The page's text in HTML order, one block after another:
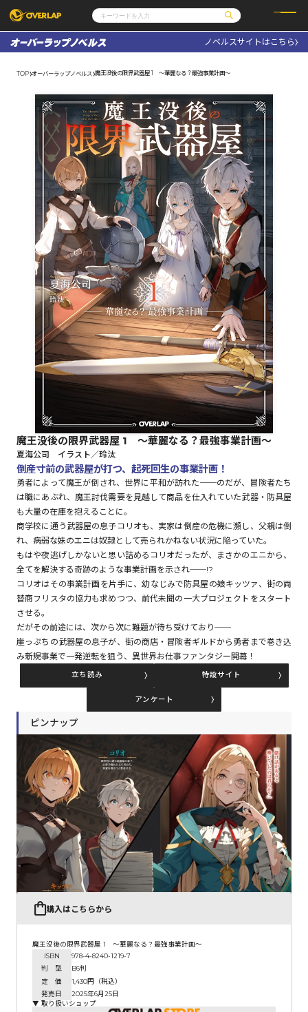
コミックガルド
コミッククリエ
文庫
ノベルス
その他
コミックエッセイ
ポケットモンスター
アニメ
ゲーム
通販・NEWS
OVERLAP STORE
オーバーラップ広報室
企業
会社概要
採用情報
アクセス
オーバーラップホールディングス
お問い合わせはこちら
オーバーラップ文庫
オーバーラップノベルス
オーバーラップノベルスf
ロサージュノベルス
コミックガルド
コミッククリエ
リキューレ
コミックパルフェ
コミックエッセイ
閉じる
ノベルスサイトはこちら
TOP オーバーラップノベルス 魔王没後の限界武器屋 1 ～華麗なる？最強事業計画～
魔王没後の限界武器屋 1 ～華麗なる？最強事業計画～
夏海公司 イラスト／玲汰
倒産寸前の武器屋が打つ、起死回生の事業計画！
勇者によって魔王が倒され、世界に平和が訪れた──のだが、冒険者たち
は職にあぶれ、魔王討伐需要を見越して商品を仕入れていた武器・防具屋
も大量の在庫を抱えることに。
商学校に通う武器屋の息子コリオも、実家は倒産の危機に瀕し、父親は倒
れ、病弱な妹のエニは奴隷として売られかねない状況に陥っていた。
もはや夜逃げしかないと思い詰めるコリオだったが、まさかのエニから、
全てを解決する奇跡のような事業計画を示され──!?
コリオはその事業計画を片手に、幼なじみで防具屋の娘キッツァ、街の両
替商フリスタの協力も求めつつ、前代未聞の一大プロジェクトをスタート
させる。
だがその前途には、次から次に難題が待ち受けており──
崖っぷちの武器屋の息子が、街の商店・冒険者ギルドから勇者まで巻き込
み新規事業で一発逆転を狙う、異世界お仕事ファンタジー開幕！
立ち読み 特設サイト
アンケート
ピンナップ
購入はこちらから
魔王没後の限界武器屋 1 ～華麗なる？最強事業計画～
ISBN
978-4-8240-1219-7
判 型
B6判
定 価
1,430円（税込）
発売日
2025年6月25日
▼ 取り扱いショップ